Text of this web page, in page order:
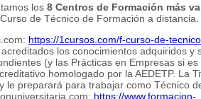
los 8 Centros de Formación más
de Técnico de Formación a distancia.
https://1cursos.com/f-curso-de-
los conocimientos adquiridos y
(y las Prácticas en Empresas si
homologado por la AEDETP. La
le preparará para trabajar como Técnico
https://www.formacion-